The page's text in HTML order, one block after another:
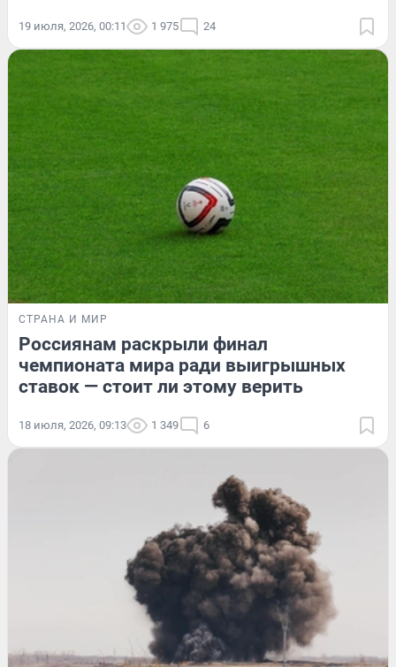
19 июля, 2026, 00:11 1 975 24
СТРАНА И МИР
Россиянам раскрыли финал
чемпионата мира ради выигрышных
ставок — стоит ли этому верить
18 июля, 2026, 09:13 1 349 6